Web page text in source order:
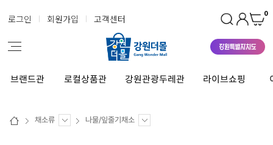
로그인 회원가입 고객센터 0
브랜드관 로컬상품관 강원관광두레관 라이브쇼핑
채소류 나물/잎줄기채소